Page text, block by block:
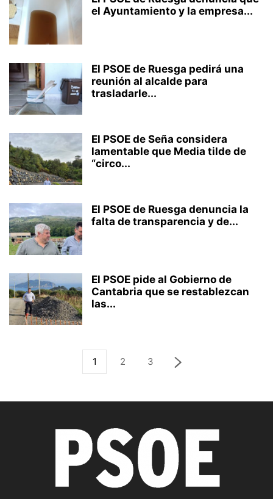
el Ayuntamiento y la empresa...
El PSOE de Ruesga pedirá una
reunión al alcalde para
trasladarle...
El PSOE de Seña considera
lamentable que Media tilde de
“circo...
El PSOE de Ruesga denuncia la
falta de transparencia y de...
El PSOE pide al Gobierno de
Cantabria que se restablezcan
las...
1 2 3